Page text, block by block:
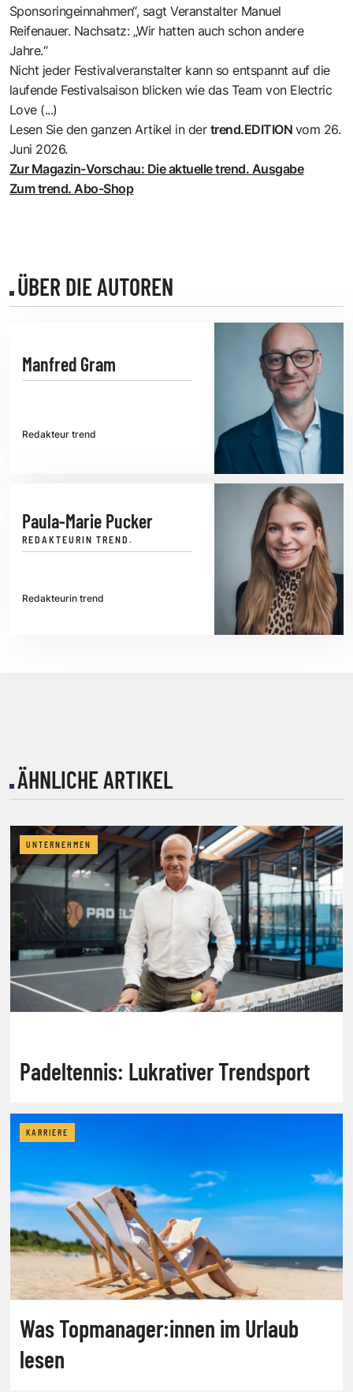
Sponsoringeinnahmen“, sagt Veranstalter Manuel
Reifenauer. Nachsatz: „Wir hatten auch schon andere
Jahre.“
Nicht jeder Festivalveranstalter kann so entspannt auf die
laufende Festivalsaison blicken wie das Team von Electric
Love (...)
Lesen Sie den ganzen Artikel in der trend.EDITION vom 26.
Juni 2026.
Zur Magazin-Vorschau: Die aktuelle trend. Ausgabe
Zum trend. Abo-Shop
ÜBER DIE AUTOREN
Manfred Gram
Redakteur trend
Paula-Marie Pucker
REDAKTEURIN TREND.
Redakteurin trend
ÄHNLICHE ARTIKEL
UNTERNEHMEN
Padeltennis: Lukrativer Trendsport
KARRIERE
Was Topmanager:innen im Urlaub
lesen